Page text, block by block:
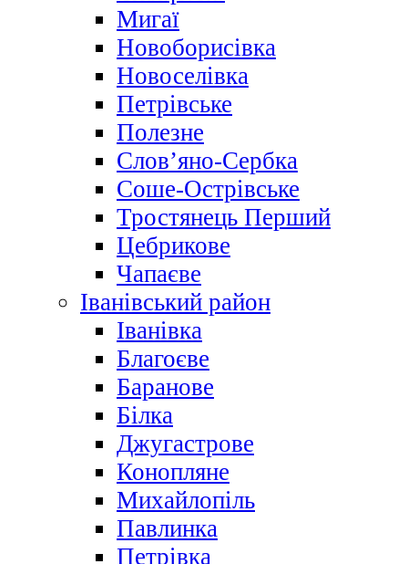
Мигаї
Новоборисівка
Новоселівка
Петрівське
Полезне
Слов’яно-Сербка
Соше-Острівське
Тростянець Перший
Цебрикове
Чапаєве
Іванівський район
Іванівка
Благоєве
Баранове
Білка
Джугастрове
Конопляне
Михайлопіль
Павлинка
Петрівка